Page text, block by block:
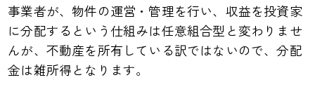
事業者が、物件の運営・管理を行い、収益を投資家
に分配するという仕組みは任意組合型と変わりませ
んが、不動産を所有している訳ではないので、分配
金は雑所得となります。